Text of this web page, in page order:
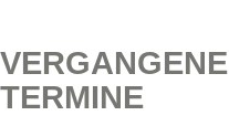
VERGANGENE
TERMINE